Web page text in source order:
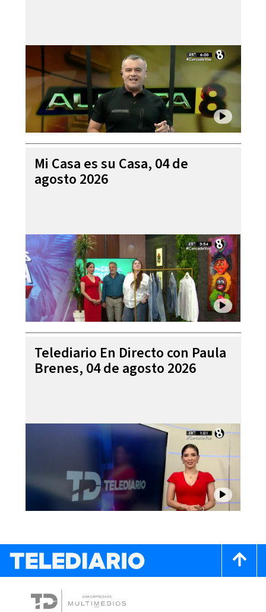
Mi Casa es su Casa, 04 de
agosto 2026
Telediario En Directo con Paula
Brenes, 04 de agosto 2026